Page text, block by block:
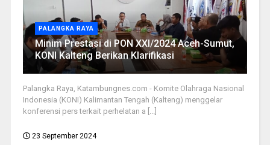
PALANGKA RAYA
Minim Prestasi di PON XXI/2024 Aceh-Sumut,
KONI Kalteng Berikan Klarifikasi
Palangka Raya, Katambungnes.com - Komite Olahraga Nasional
Indonesia (KONI) Kalimantan Tengah (Kalteng) menggelar
konferensi pers terkait perhelatan a [...]
23 September 2024